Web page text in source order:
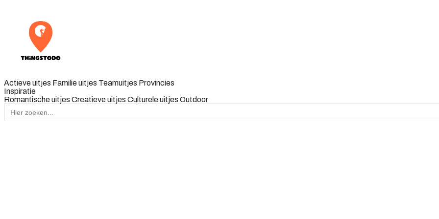
Actieve uitjes Familie uitjes Teamuitjes Provincies
Inspiratie
Romantische uitjes Creatieve uitjes Culturele uitjes Outdoor
Zoek
naar: